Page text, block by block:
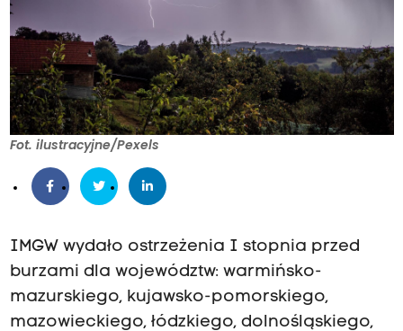
Fot. ilustracyjne/Pexels
IMGW wydało ostrzeżenia I stopnia przed
burzami dla województw: warmińsko-
mazurskiego, kujawsko-pomorskiego,
mazowieckiego, łódzkiego, dolnośląskiego,